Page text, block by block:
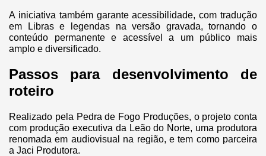
A iniciativa também garante acessibilidade, com tradução
em Libras e legendas na versão gravada, tornando o
conteúdo permanente e acessível a um público mais
amplo e diversificado.
Passos para desenvolvimento de
roteiro
Realizado pela Pedra de Fogo Produções, o projeto conta
com produção executiva da Leão do Norte, uma produtora
renomada em audiovisual na região, e tem como parceira
a Jaci Produtora.